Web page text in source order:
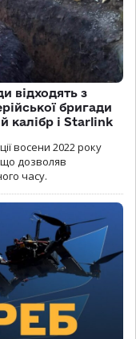
відходять з
бригади
калібр і Starlink
восени 2022 року
що дозволяв
часу.